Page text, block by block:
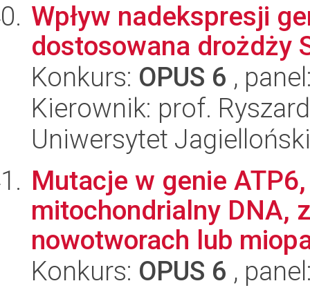
Wpływ nadekspresji
dostosowana drożdży
Konkurs: OPUS 6 ,
Kierownik: prof.
Uniwersytet
Mutacje w genie
mitochondrialny DNA,
nowotworach lub
Konkurs: OPUS 6 ,